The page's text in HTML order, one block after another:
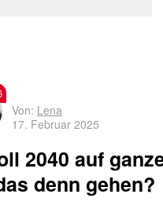
Gleisdreieck
Hamburg
2040 auf
denn gehen?
Von: Lena
17. Februar 2025